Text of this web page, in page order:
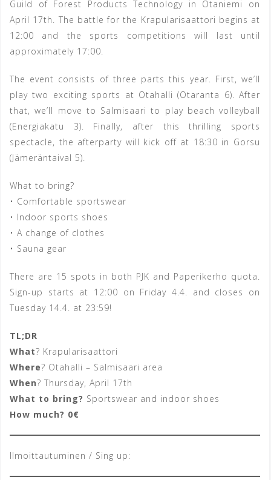
Guild of Forest Products Technology in Otaniemi on
April 17th. The battle for the Krapularisaattori begins at
12:00 and the sports competitions will last until
approximately 17:00.
The event consists of three parts this year. First, we’ll
play two exciting sports at Otahalli (Otaranta 6). After
that, we’ll move to Salmisaari to play beach volleyball
(Energiakatu 3). Finally, after this thrilling sports
spectacle, the afterparty will kick off at 18:30 in Gorsu
(Jämeräntaival 5).
What to bring?
• Comfortable sportswear
• Indoor sports shoes
• A change of clothes
• Sauna gear
There are 15 spots in both PJK and Paperikerho quota.
Sign-up starts at 12:00 on Friday 4.4. and closes on
Tuesday 14.4. at 23:59!
TL;DR
What? Krapularisaattori
Where? Otahalli – Salmisaari area
When? Thursday, April 17th
What to bring? Sportswear and indoor shoes
How much? 0€
Ilmoittautuminen / Sing up: